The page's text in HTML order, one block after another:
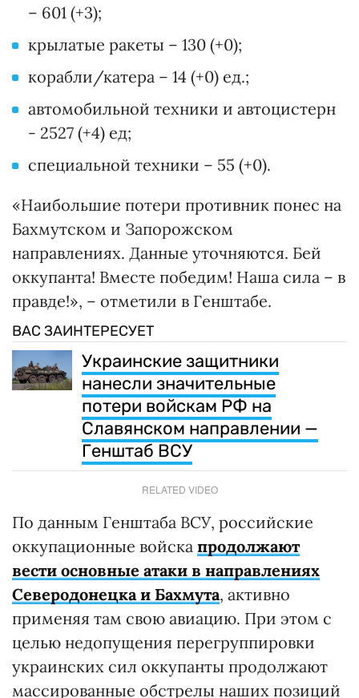
– 601 (+3);
крылатые ракеты – 130 (+0);
корабли/катера – 14 (+0) ед.;
автомобильной техники и автоцистерн
- 2527 (+4) ед;
специальной техники – 55 (+0).
«Наибольшие потери противник понес на
Бахмутском и Запорожском
направлениях. Данные уточняются. Бей
оккупанта! Вместе победим! Наша сила – в
правде!», – отметили в Генштабе.
ВАС ЗАИНТЕРЕСУЕТ
Украинские защитники
нанесли значительные
потери войскам РФ на
Славянском направлении —
Генштаб ВСУ
RELATED VIDEO
По данным Генштаба ВСУ, российские
оккупационные войска продолжают
вести основные атаки в направлениях
Северодонецка и Бахмута, активно
применяя там свою авиацию. При этом с
целью недопущения перегруппировки
украинских сил оккупанты продолжают
массированные обстрелы наших позиций